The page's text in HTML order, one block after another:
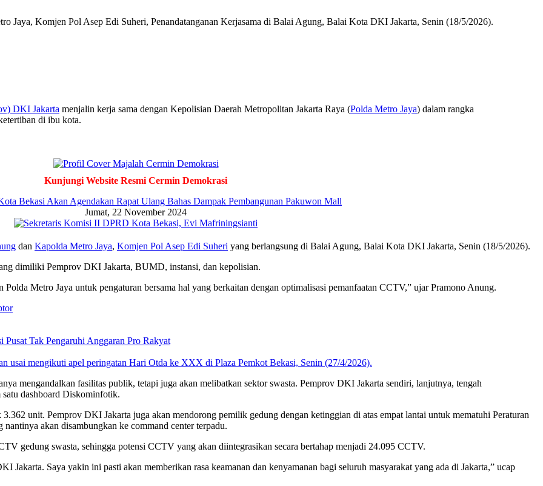
Jaya, Komjen Pol Asep Edi Suheri, Penandatanganan Kerjasama di Balai Agung, Balai Kota DKI Jakarta, Senin (18/5/2026).
DKI Jakarta menjalin kerja sama dengan Kepolisian Daerah Metropolitan Jakarta Raya (Polda Metro Jaya) dalam rangka
di ibu kota.
Kunjungi Website Resmi Cermin Demokrasi
Bekasi Akan Agendakan Rapat Ulang Bahas Dampak Pembangunan Pakuwon Mall
Jumat, 22 November 2024
dan Kapolda Metro Jaya, Komjen Pol Asep Edi Suheri yang berlangsung di Balai Agung, Balai Kota DKI Jakarta, Senin (18/5/2026).
dimiliki Pemprov DKI Jakarta, BUMD, instansi, dan kepolisian.
Metro Jaya untuk pengaturan bersama hal yang berkaitan dengan optimalisasi pemanfaatan CCTV,” ujar Pramono Anung.
Tak Pengaruhi Anggaran Pro Rakyat
mengandalkan fasilitas publik, tetapi juga akan melibatkan sektor swasta. Pemprov DKI Jakarta sendiri, lanjutnya, tengah
dashboard Diskominfotik.
unit. Pemprov DKI Jakarta juga akan mendorong pemilik gedung dengan ketinggian di atas empat lantai untuk mematuhi Peraturan
akan disambungkan ke command center terpadu.
gedung swasta, sehingga potensi CCTV yang akan diintegrasikan secara bertahap menjadi 24.095 CCTV.
Jakarta. Saya yakin ini pasti akan memberikan rasa keamanan dan kenyamanan bagi seluruh masyarakat yang ada di Jakarta,” ucap